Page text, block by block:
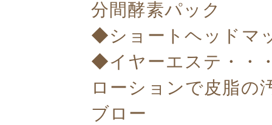
分間酵素パック
◆ショートヘッドマ
◆イヤーエステ・・
ローションで皮脂の
ブロー